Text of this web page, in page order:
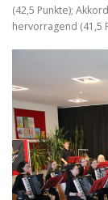
(42,5 Punkte);
hervorragend (41,5